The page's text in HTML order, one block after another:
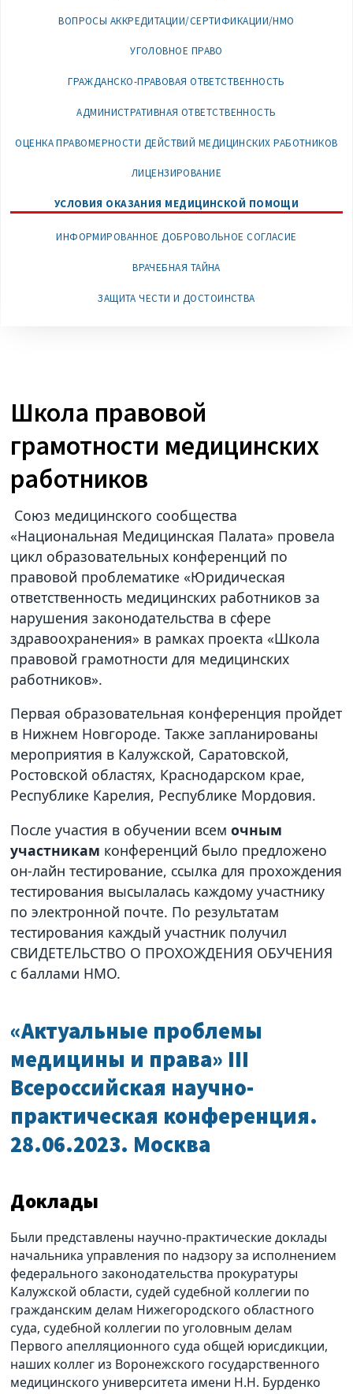
ВОПРОСЫ АККРЕДИТАЦИИ/СЕРТИФИКАЦИИ/НМО
УГОЛОВНОЕ ПРАВО
ГРАЖДАНСКО-ПРАВОВАЯ ОТВЕТСТВЕННОСТЬ
АДМИНИСТРАТИВНАЯ ОТВЕТСТВЕННОСТЬ
ОЦЕНКА ПРАВОМЕРНОСТИ ДЕЙСТВИЙ МЕДИЦИНСКИХ РАБОТНИКОВ
ЛИЦЕНЗИРОВАНИЕ
УСЛОВИЯ ОКАЗАНИЯ МЕДИЦИНСКОЙ ПОМОЩИ
ИНФОРМИРОВАННОЕ ДОБРОВОЛЬНОЕ СОГЛАСИЕ
ВРАЧЕБНАЯ ТАЙНА
ЗАЩИТА ЧЕСТИ И ДОСТОИНСТВА
Школа правовой
грамотности медицинских
работников
Союз медицинского сообщества
«Национальная Медицинская Палата» провела
цикл образовательных конференций по
правовой проблематике «Юридическая
ответственность медицинских работников за
нарушения законодательства в сфере
здравоохранения» в рамках проекта «Школа
правовой грамотности для медицинских
работников».
Первая образовательная конференция пройдет
в Нижнем Новгороде. Также запланированы
мероприятия в Калужской, Саратовской,
Ростовской областях, Краснодарском крае,
Республике Карелия, Республике Мордовия.
После участия в обучении всемочным
участникам конференций было предложено
он-лайн тестирование, ссылка для прохождения
тестирования высылалась каждому участнику
по электронной почте. По результатам
тестирования каждый участник получил
СВИДЕТЕЛЬСТВО О ПРОХОЖДЕНИЯ ОБУЧЕНИЯ
с баллами НМО.
«Актуальные проблемы
медицины и права» III
Всероссийская научно-
практическая конференция.
28.06.2023. Москва
Доклады
Были представлены научно-практические доклады
начальника управления по надзору за исполнением
федерального законодательства прокуратуры
Калужской области, судей судебной коллегии по
гражданским делам Нижегородского областного
суда, судебной коллегии по уголовным делам
Первого апелляционного суда общей юрисдикции,
наших коллег из Воронежского государственного
медицинского университета имени Н.Н. Бурденко